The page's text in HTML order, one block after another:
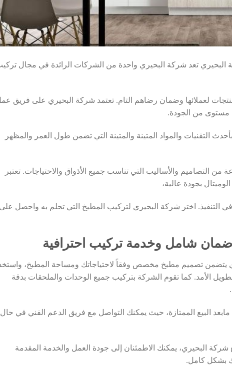
البحيري تعد شركة البحيري واحدة من الشركات الرائدة في مجال
لعملائها وضمان رضاهم التام. تعتمد شركة البحيري على فريق
مستوى من الجودة.
التقنيات والمواد المتينة والمتينة التي تضمن طول العمر والمظهر
من التصاميم والأساليب التي تناسب جميع الأذواق والاحتياجات. تعتبر
بجودة عالية،
اختر شركة البحيري لتركيب المطبخ التي تحلم به واحصل
ضمان شامل وخدمة تركيب احترافية
يتضمن تصميم مطبخ مخصص وفقاً لاحتياجاتك ومساحة المطبخ،
الأمد. كما تقوم الشركة بتركيب جميع الوحدات والملحقات بدقة
البيع الممتازة، حيث يمكنك التواصل مع فريق الدعم الفني في حال
شركة البحيري، يمكنك الاطمئنان إلى جودة العمل والخدمة المقدمة
بشكل كامل.